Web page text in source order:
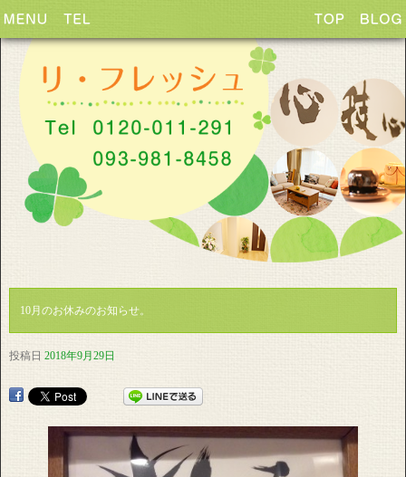
10月のお休みのお知らせ。
投稿日 2018年9月29日